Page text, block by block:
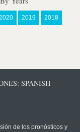
2019 2018
SPANISH
de los pronósticos y